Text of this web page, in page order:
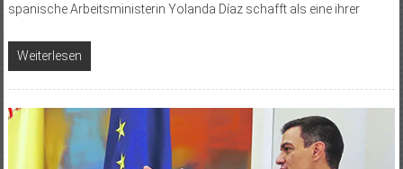
spanische Arbeitsministerin Yolanda Díaz schafft als eine ihrer
Weiterlesen